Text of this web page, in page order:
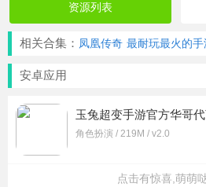
资源列表
相关合集： 凤凰传奇 最耐玩最火的手
安卓应用
玉兔超变手游官方华哥
角色扮演 / 219M / v2.0
点击有惊喜,萌萌